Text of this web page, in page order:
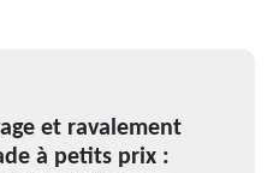
et ravalement
à petits prix :